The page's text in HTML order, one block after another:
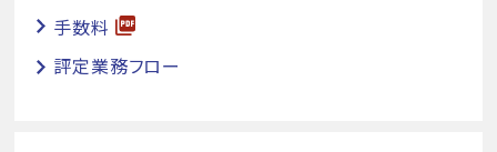
手数料
評定業務フロー